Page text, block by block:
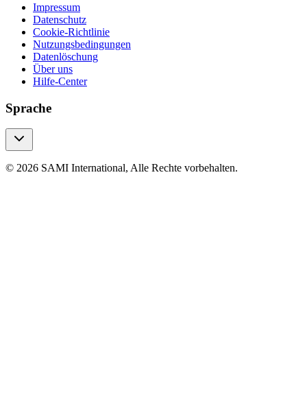
Impressum
Datenschutz
Cookie-Richtlinie
Nutzungsbedingungen
Datenlöschung
Über uns
Hilfe-Center
Sprache
© 2026 SAMI International, Alle Rechte vorbehalten.